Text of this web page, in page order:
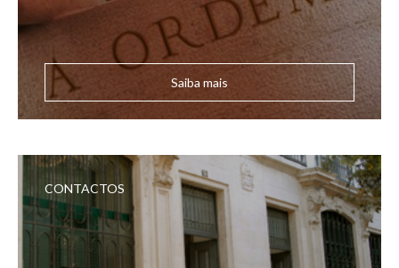
Saiba mais
CONTACTOS